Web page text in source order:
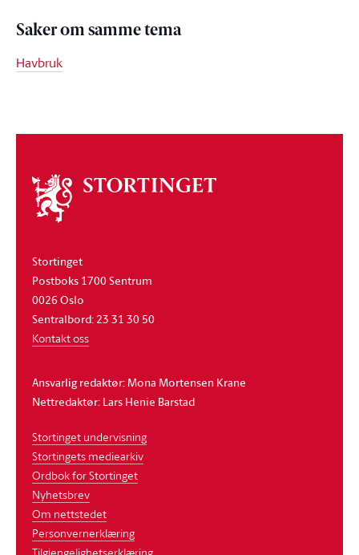
Saker om samme tema
Havbruk
Om
stortinget
Stortinget
Postboks 1700 Sentrum
0026 Oslo
Sentralbord: 23 31 30 50
Kontakt oss
Ansvarlig redaktør: Mona Mortensen Krane
Nettredaktør: Lars Henie Barstad
Stortinget undervisning
Stortingets mediearkiv
Ordbok for Stortinget
Nyhetsbrev
Om nettstedet
Personvernerklæring